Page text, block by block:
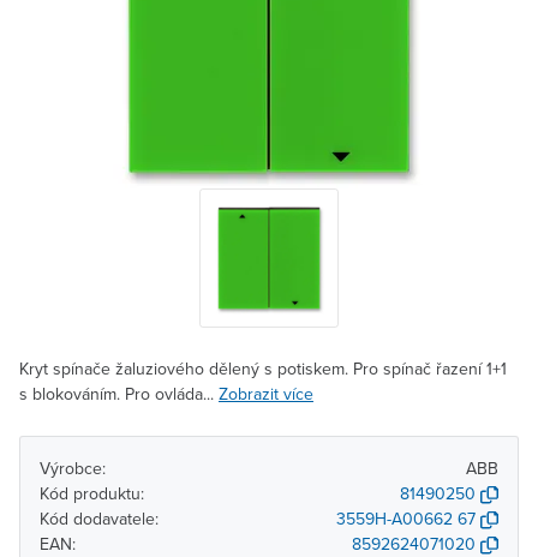
Kryt spínače žaluziového dělený s potiskem. Pro spínač řazení 1+1
s blokováním. Pro ovláda... Zobrazit více
Výrobce:
ABB
Kód produktu:
81490250
Kód dodavatele:
3559H-A00662 67
EAN:
8592624071020